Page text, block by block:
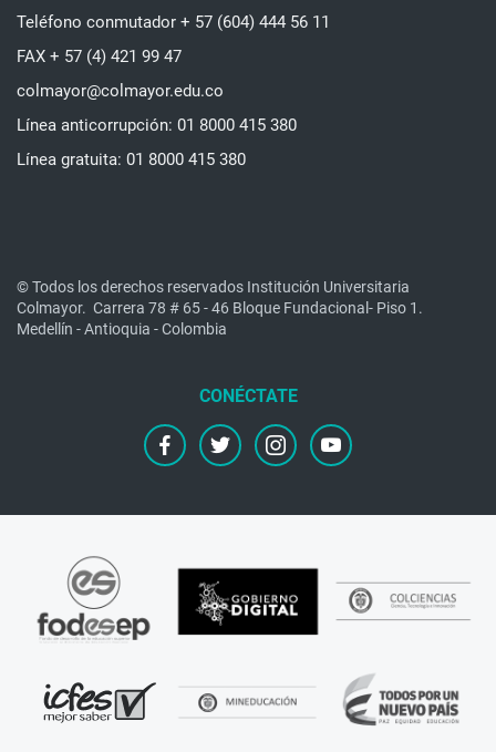
Teléfono conmutador + 57 (604) 444 56 11
FAX + 57 (4) 421 99 47
colmayor@colmayor.edu.co
Línea anticorrupción: 01 8000 415 380
Línea gratuita: 01 8000 415 380
© Todos los derechos reservados Institución Universitaria
Colmayor. Carrera 78 # 65 - 46 Bloque Fundacional- Piso 1.
Medellín - Antioquia - Colombia